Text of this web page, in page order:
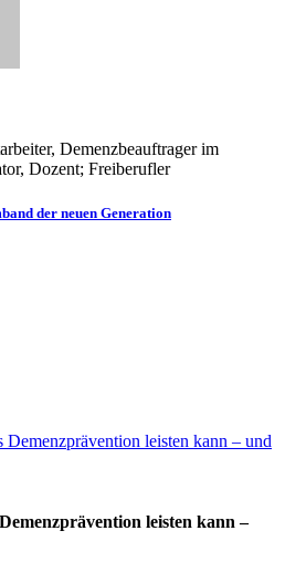
Demenzbeauftrager im
Dozent; Freiberufler
der neuen Generation
leisten kann –